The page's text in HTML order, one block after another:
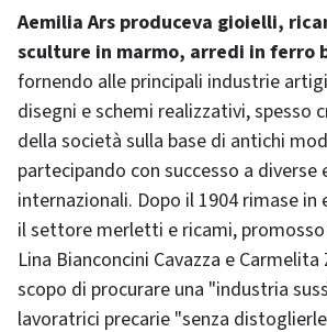
Aemilia Ars produceva gioielli,
sculture in marmo, arredi in ferro
fornendo alle principali industrie
disegni e schemi realizzativi, spesso
della società sulla base di antichi
partecipando con successo a diverse
internazionali. Dopo il 1904 rimase
il settore merletti e ricami,
Lina Bianconcini Cavazza e
scopo di procurare una "industria
lavoratrici precarie "senza